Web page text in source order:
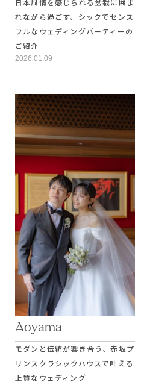
日本風情を感じられる盆栽に囲ま
れながら過ごす、シックでセンス
フルなウェディングパーティーの
ご紹介
2026.01.09
Aoyama
モダンと伝統が響き合う、赤坂プ
リンスクラシックハウスで叶える
上質なウェディング